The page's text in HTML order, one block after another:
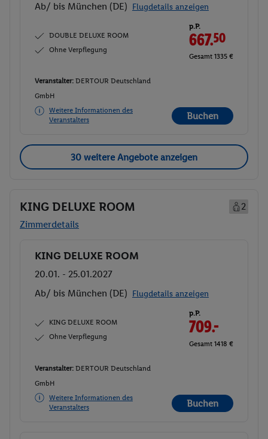
Ab/ bis München (DE) Flugdetails anzeigen
DOUBLE DELUXE ROOM
Ohne Verpflegung
p.P.
667.50
Gesamt 1335 €
Veranstalter: DERTOUR Deutschland
GmbH
Weitere Informationen des
Veranstalters
Buchen
30 weitere Angebote anzeigen
KING DELUXE ROOM
2
Zimmerdetails
Buchen
KING DELUXE ROOM
20.01. - 25.01.2027
Ab/ bis München (DE) Flugdetails anzeigen
KING DELUXE ROOM
Ohne Verpflegung
p.P.
709.-
Gesamt 1418 €
Veranstalter: DERTOUR Deutschland
GmbH
Weitere Informationen des
Veranstalters
Buchen